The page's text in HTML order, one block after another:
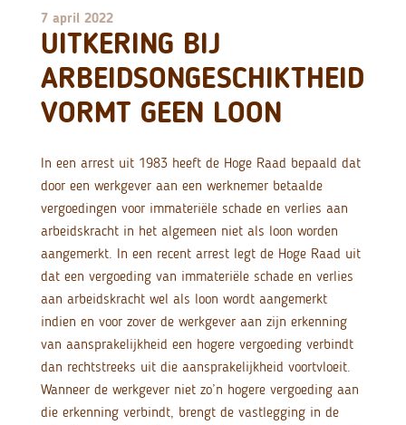
7 april 2022
UITKERING BIJ
ARBEIDSONGESCHIKTHEID
VORMT GEEN LOON
In een arrest uit 1983 heeft de Hoge Raad bepaald dat
door een werkgever aan een werknemer betaalde
vergoedingen voor immateriële schade en verlies aan
arbeidskracht in het algemeen niet als loon worden
aangemerkt. In een recent arrest legt de Hoge Raad uit
dat een vergoeding van immateriële schade en verlies
aan arbeidskracht wel als loon wordt aangemerkt
indien en voor zover de werkgever aan zijn erkenning
van aansprakelijkheid een hogere vergoeding verbindt
dan rechtstreeks uit die aansprakelijkheid voortvloeit.
Wanneer de werkgever niet zo’n hogere vergoeding aan
die erkenning verbindt, brengt de vastlegging in de